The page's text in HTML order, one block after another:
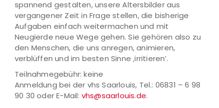
spannend gestalten, unsere Altersbilder aus
vergangener Zeit in Frage stellen, die bisherige
Aufgaben einfach weitermachen und mit
Neugierde neue Wege gehen. Sie gehören also zu
den Menschen, die uns anregen, animieren,
verblüffen und im besten Sinne ‚irritieren’.
Teilnahmegebühr: keine
Anmeldung bei der vhs Saarlouis, Tel.: 06831 – 6 98
90 30 oder E-Mail: vhs@saarlouis.de.